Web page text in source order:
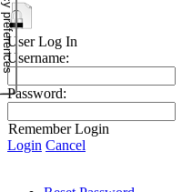
User Log In
Username:
Password:
Remember Login
Login Cancel